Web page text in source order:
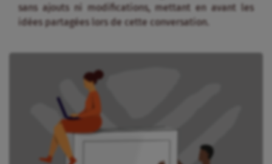
sans ajouts ni modifications, mettant en avant les
idées partagées lors de cette conversation.